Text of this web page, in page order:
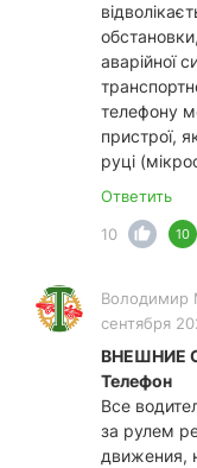
аварійної
телефону
пристрої,
руці
Ответить
10
10
Володимир
сентября
ВНЕШНИЕ
Телефон
Все
за рулем
движения,